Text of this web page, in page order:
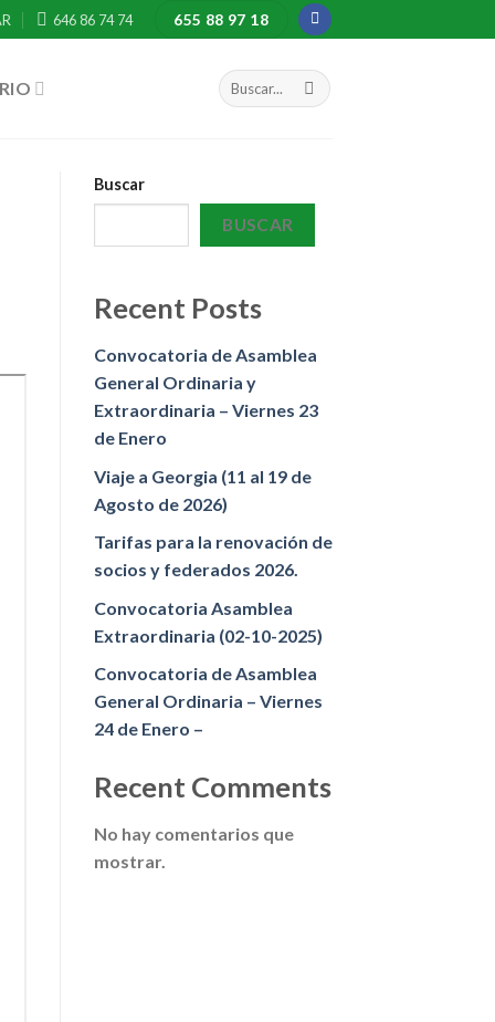
646 86 74 74 655 88 97 18
Buscar
BUSCAR
Recent Posts
Convocatoria de Asamblea
General Ordinaria y
Extraordinaria – Viernes 23
de Enero
Viaje a Georgia (11 al 19 de
Agosto de 2026)
Tarifas para la renovación de
socios y federados 2026.
Convocatoria Asamblea
Extraordinaria (02-10-2025)
Convocatoria de Asamblea
General Ordinaria – Viernes
24 de Enero –
Recent Comments
No hay comentarios que
mostrar.